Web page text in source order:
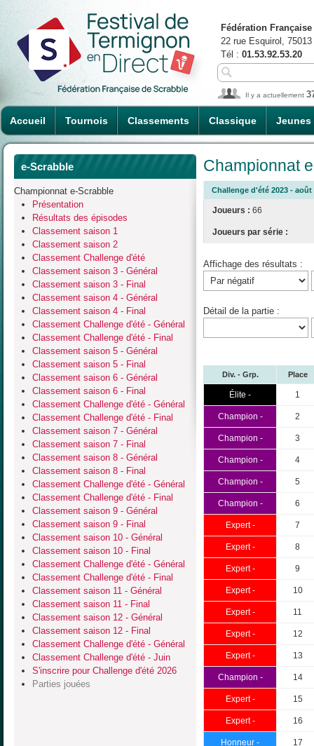
Accueil Tournois Classements Classique Jeunes
Fédération
22 rue Esquirol,
Tél : 01.53.92.53.20
Il y a actuellement
e-Scrabble
Championnat e-Scrabble
Présentation
Résultats des épisodes
Classement saison 1
Classement saison 2
Classement Challenge d'été
Classement saison 3 - Général
Classement saison 3 - Final
Classement saison 4 - Général
Classement saison 4 - Final
Classement Challenge d'été - Général
Classement Challenge d'été - Final
Classement saison 5 - Général
Classement saison 5 - Final
Classement saison 6 - Général
Classement saison 6 - Final
Classement Challenge d'été - Général
Classement Challenge d'été - Final
Classement saison 7 - Général
Classement saison 7 - Final
Classement saison 8 - Général
Classement saison 8 - Final
Classement Challenge d'été - Général
Classement Challenge d'été - Final
Classement saison 9 - Général
Classement saison 9 - Final
Classement saison 10 - Général
Classement saison 10 - Final
Classement Challenge d'été - Général
Classement Challenge d'été - Final
Classement saison 11 - Général
Classement saison 11 - Final
Classement saison 12 - Général
Classement saison 12 - Final
Classement Challenge d'été - Général
Classement Challenge d'été - Juin
S'inscrire pour Challenge d'été 2026
Parties jouées
Championnat
Challenge d'été 2023 - août
Joueurs : 66
Joueurs par série :
Affichage des résultats :
Détail de la partie :
Div. - Grp. Place
Élite - 1
Champion - 2
Champion - 3
Champion - 4
Champion - 5
Champion - 6
Expert - 7
Expert - 8
Expert - 9
Expert - 10
Expert - 11
Expert - 12
Expert - 13
Champion - 14
Expert - 15
Expert - 16
Honneur - 17